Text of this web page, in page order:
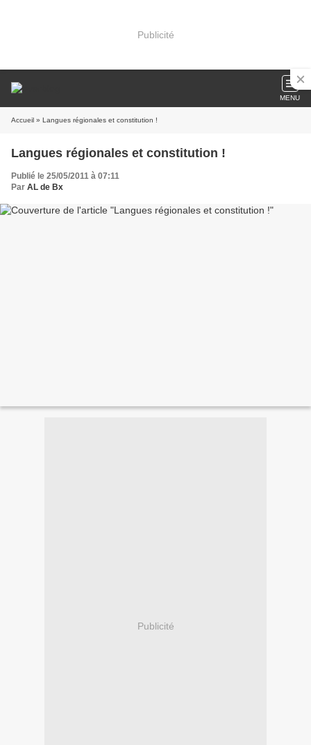
Publicité
MENU
Accueil » Langues régionales et constitution !
Langues régionales et constitution !
Publié le 25/05/2011 à 07:11
Par AL de Bx
Publicité